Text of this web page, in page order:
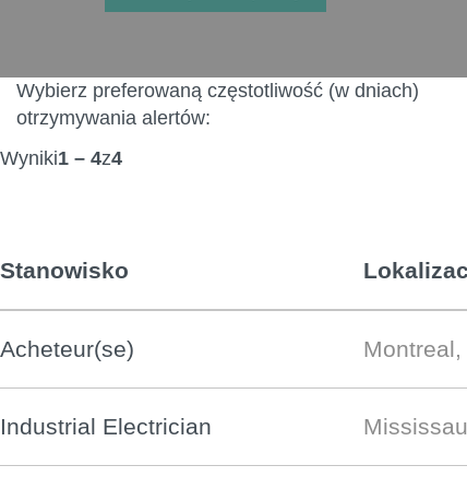
Wybierz preferowaną częstotliwość (w dniach)
otrzymywania alertów:
Wyniki1 – 4z4
Stanowisko
Acheteur(se)
Industrial Electrician